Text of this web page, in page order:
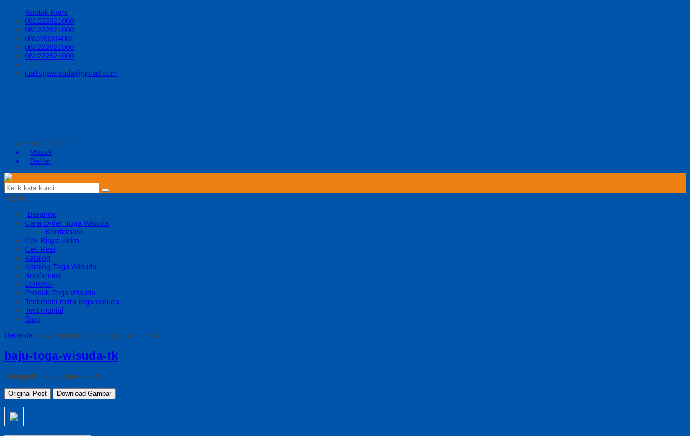
Kontak Kami
081222821060
081222821060
085280084081
081222821060
081222821060
jualtogawisuda@gmail.com
Halo, Guest!
Masuk
Daftar
MENU
Beranda
Cara Order Toga Wisuda
Konfirmasi
Cek Biaya Kirim
Cek Resi
Katalog
Katalog Toga Wisuda
Konfirmasi
LOKASI
Produk Toga Wisuda
Testimoni mitra toga wisuda
Testimonial
Blog
Beranda » » Attachment : baju-toga-wisuda-tk
baju-toga-wisuda-tk
Diunggah pada 8 Maret 2026
Original Post Download Gambar